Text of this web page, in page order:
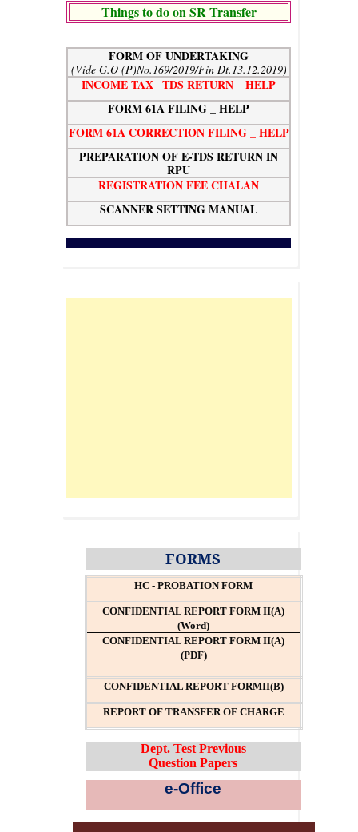
Things to do on SR Transfer
FORM OF UNDERTAKING
(Vide G.O (P)No.169/2019/Fin Dt.13.12.2019)
INCOME TAX _TDS RETURN _ HELP
FORM 61A FILING _ HELP
FORM 61A CORRECTION FILING _ HELP
PREPARATION OF E-TDS RETURN IN
RPU
REGISTRATION FEE CHALAN
SCANNER SETTING MANUAL
FORMS
HC - PROBATION FORM
CONFIDENTIAL REPORT FORM II(A)
(Word)
CONFIDENTIAL REPORT FORM II(A)
(PDF)
CONFIDENTIAL REPORT FORMII(B)
REPORT OF TRANSFER OF CHARGE
Dept. Test Previous
Question Papers
e-Office